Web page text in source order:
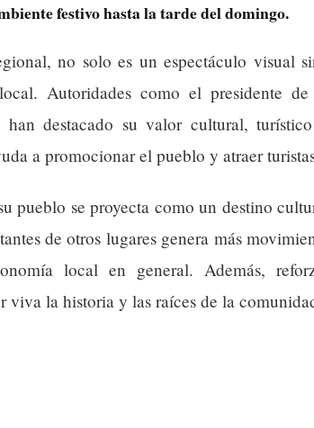
festivo hasta la tarde del domingo.
no solo es un espectáculo visual
Autoridades como el presidente
destacado su valor cultural,
a promocionar el pueblo y atraer
pueblo se proyecta como un destino
de otros lugares genera más
local en general. Además,
viva la historia y las raíces de la